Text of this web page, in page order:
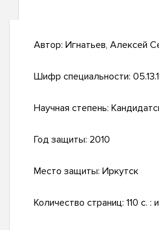
Автор: Игнатьев, Алексей
Шифр специальности:
Научная степень:
Год защиты: 2010
Место защиты: Иркутск
Количество страниц: 110 с. :